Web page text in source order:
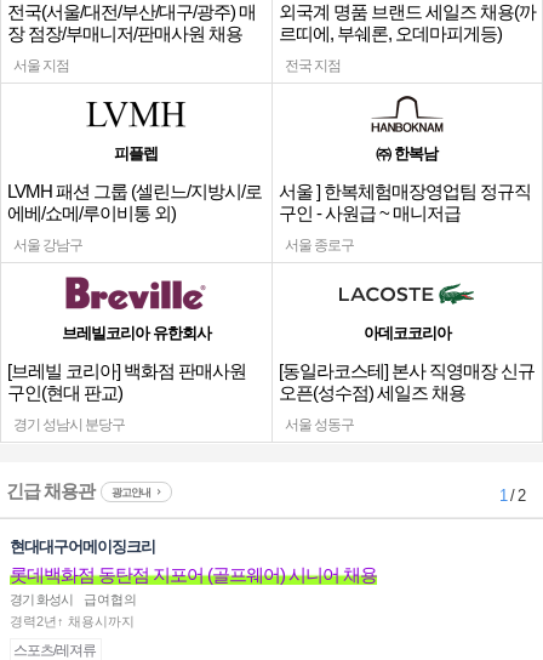
전국(서울/대전/부산/대구/광주) 매
장 점장/부매니저/판매사원 채용
서울 지점
외국계 명품 브랜드 세일즈 채용(까
르띠에, 부쉐론, 오데마피게등)
전국 지점
피플렙
LVMH 패션 그룹 (셀린느/지방시/로
에베/쇼메/루이비통 외)
서울 강남구
㈜ 한복남
서울 ] 한복체험매장영업팀 정규직
구인 - 사원급 ~ 매니저급
서울 종로구
브레빌코리아 유한회사
[브레빌 코리아] 백화점 판매사원
구인(현대 판교)
경기 성남시 분당구
아데코코리아
[동일라코스테] 본사 직영매장 신규
오픈(성수점) 세일즈 채용
서울 성동구
긴급 채용관 광고안내 1/ 2
현대대구어메이징크리
롯데백화점 동탄점 지포어 (골프웨어) 시니어 채용
경기 화성시
급여협의
경력2년↑ 채용시까지
스포츠/레져류